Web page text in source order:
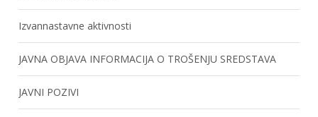
Izvannastavne aktivnosti
JAVNA OBJAVA INFORMACIJA O TROŠENJU SREDSTAVA
JAVNI POZIVI